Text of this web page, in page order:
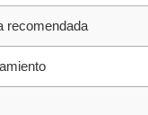
recomendada